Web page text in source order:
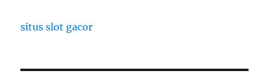
situs slot gacor